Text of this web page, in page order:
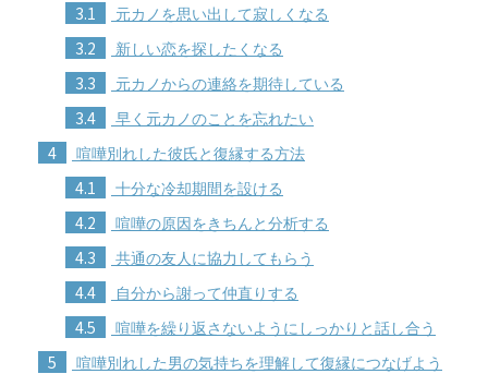
3.1 元カノを思い出して寂しくなる
3.2 新しい恋を探したくなる
3.3 元カノからの連絡を期待している
3.4 早く元カノのことを忘れたい
4 喧嘩別れした彼氏と復縁する方法
4.1 十分な冷却期間を設ける
4.2 喧嘩の原因をきちんと分析する
4.3 共通の友人に協力してもらう
4.4 自分から謝って仲直りする
4.5 喧嘩を繰り返さないようにしっかりと話し合う
5 喧嘩別れした男の気持ちを理解して復縁につなげよう